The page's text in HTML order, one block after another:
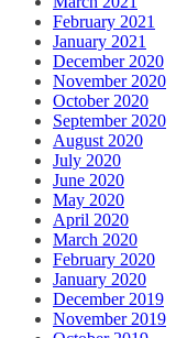
February 2021
January 2021
December 2020
November 2020
October 2020
September 2020
August 2020
July 2020
June 2020
May 2020
April 2020
March 2020
February 2020
January 2020
December 2019
November 2019